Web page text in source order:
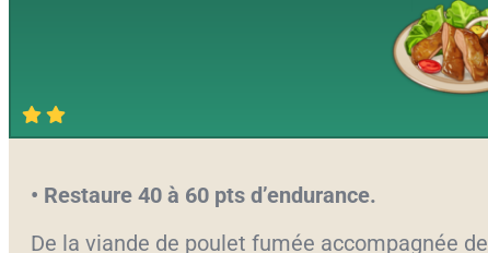
• Restaure 40 à 60 pts d’endurance.
De la viande de poulet fumée accompagnée de